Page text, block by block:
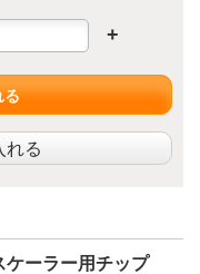
+
る
れる
ケーラー用チップ